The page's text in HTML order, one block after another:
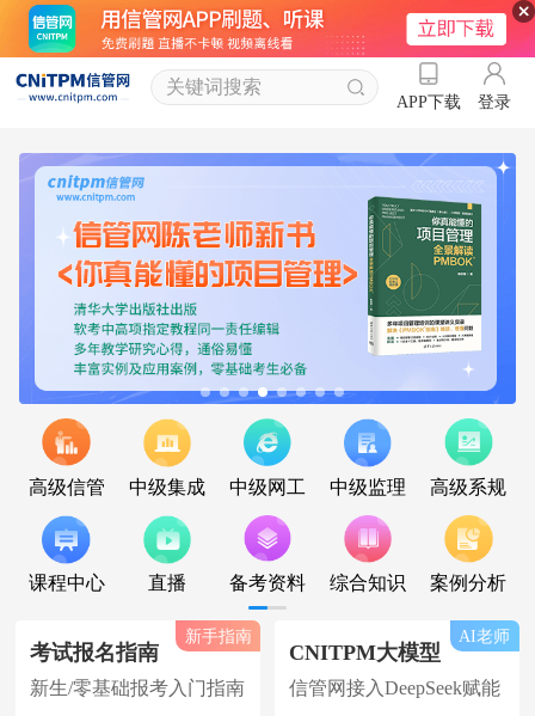
APP下载 登录
高级信管 中级集成 中级网工 中级监理 高级系规
课程中心 直播 备考资料 综合知识 案例分析
考试报名指南
新生/零基础报考入门指南
新手指南
CNITPM大模型
信管网接入DeepSeek赋能
AI老师